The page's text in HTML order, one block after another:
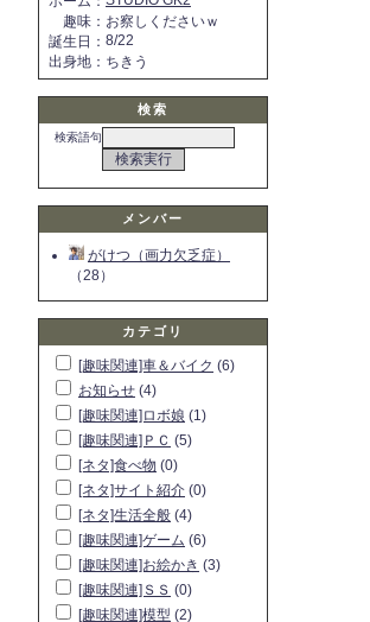
趣味 ： お察しくださいｗ
誕生日 ： 8/22
出身地 ： ちきう
検索
検索語句
メンバー
がけつ（画力欠乏症）
（28）
カテゴリ
[趣味関連]車＆バイク (6)
お知らせ (4)
[趣味関連]ロボ娘 (1)
[趣味関連]ＰＣ (5)
[ネタ]食べ物 (0)
[ネタ]サイト紹介 (0)
[ネタ]生活全般 (4)
[趣味関連]ゲーム (6)
[趣味関連]お絵かき (3)
[趣味関連]ＳＳ (0)
[趣味関連]模型 (2)